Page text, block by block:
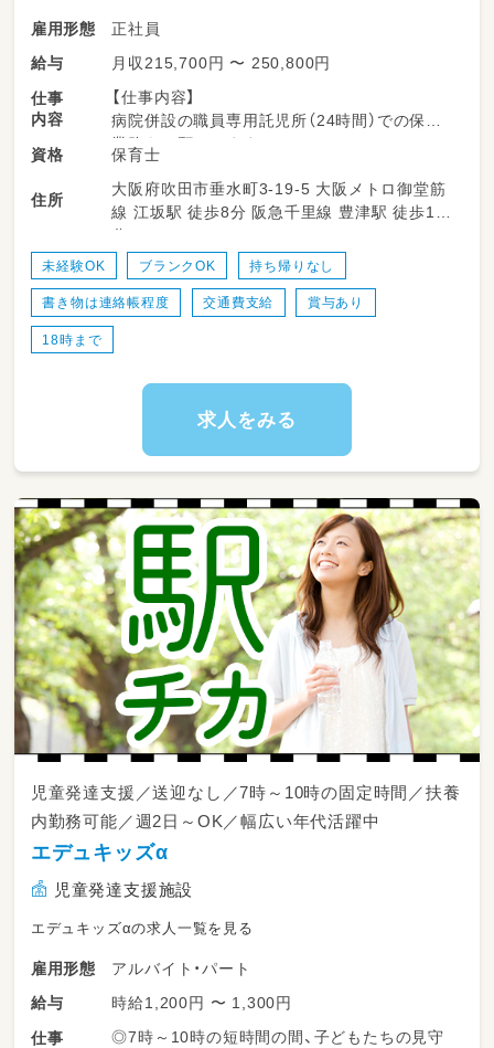
雇用形態
正社員
給与
月収215,700円 〜 250,800円
仕事
内容
【仕事内容】
病院併設の職員専用託児所（24時間）での保育
業務をお願いします。
病児保育ではありません。
・病院職員のお子様（0～5歳の未就学児）を平均
3～5名お預かりしております。
当たり月に2～3回の夜勤が発生します。夜間の
預かりは園児1～2名と日中よりも少ない人数で
す。
・保育士は1日あたり2～3名体制で対応します。
・運動会や遠足などの行事はなく、月に1回程度
※持ち帰り業務一切なし！
資格 保育士
住所
大阪府吹田市垂水町3-19-5 大阪メトロ御堂筋
線 江坂駅 徒歩8分 阪急千里線 豊津駅 徒歩10
分
未経験OK ブランクOK 持ち帰りなし
書き物は連絡帳程度 交通費支給 賞与あり
18時まで
求人をみる
児童発達支援／送迎なし／7時～10時の固定時間／扶養
内勤務可能／週2日～OK／幅広い年代活躍中
エデュキッズα
児童発達支援施設
エデュキッズαの求人一覧を見る
雇用形態
アルバイト・パート
給与
時給1,200円 〜 1,300円
仕事
◎7時～10時の短時間の間、子どもたちの見守